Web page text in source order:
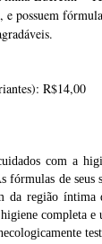
possuem
R$14,00
com a
fórmulas de
da região íntima
completa e